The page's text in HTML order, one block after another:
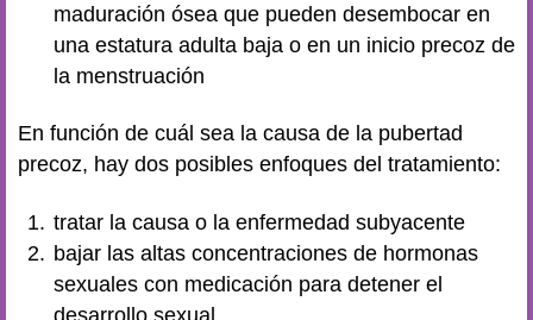
maduración ósea que pueden desembocar en
una estatura adulta baja o en un inicio precoz de
la menstruación
En función de cuál sea la causa de la pubertad
precoz, hay dos posibles enfoques del tratamiento:
tratar la causa o la enfermedad subyacente
bajar las altas concentraciones de hormonas
sexuales con medicación para detener el
desarrollo sexual